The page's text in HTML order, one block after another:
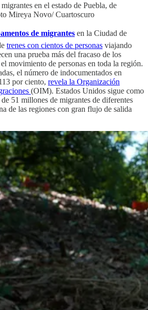
en el estado de Puebla, de
Mireya Novo/ Cuartoscuro
de migrantes en la Ciudad de
trenes con cientos de personas viajando
una prueba más del fracaso de los
movimiento de personas en toda la región.
el número de indocumentados en
por ciento, revela la Organización
(OIM). Estados Unidos sigue como
51 millones de migrantes de diferentes
de las regiones con gran flujo de salida